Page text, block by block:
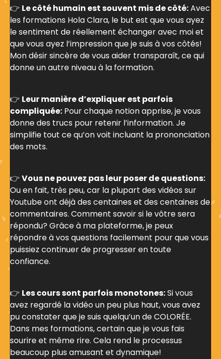
👉 Le côté humain est souvent mis de côté:Avec
les formations Hola Clara, le but est que vous ayez
le sentiment de réellement échanger avec moi et
que vous ayez l’impression que je suis à vos côtés!
Mon désir sincère de vous aider transparaît, ce qui
donne un autre niveau à la formation.
👉 Leur manière d’expliquer est parfois
compliquée: Pour chaque notion apprise, je vous
donne des trucs pour retenir l’information. Je
simplifie tout ce qu’on voit incluant la prononciation
des mots.
👉 Vous ne pouvez pas leur poser de questions:
Ou en fait, très peu, car la plupart des vidéos sur
Youtube ont déjà des centaines et des centaines de
commentaires. Comment savoir si le vôtre sera
répondu? Grâce à ma plateforme, je peux
répondre à vos questions facilement pour que vous
puissiez continuer de progresser en toute
confiance.
👉 Les cours sont parfois monotones:Si vous
avez regardé la vidéo un peu plus haut, vous avez
pu constater que je suis quelqu’un de COLORÉE.
Dans mes formations, certain que je vous fais
sourire et même rire. Cela rend le processus
beaucoup plus amusant et dynamique!